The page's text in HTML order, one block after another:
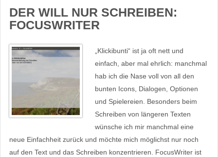
DER WILL NUR SCHREIBEN:
FOCUSWRITER
„Klickibunti“ ist ja oft nett und
einfach, aber mal ehrlich: manchmal
hab ich die Nase voll von all den
bunten Icons, Dialogen, Optionen
und Spielereien. Besonders beim
Schreiben von längeren Texten
wünsche ich mir manchmal eine
neue Einfachheit zurück und möchte mich möglichst nur noch
auf den Text und das Schreiben konzentrieren. FocusWriter ist